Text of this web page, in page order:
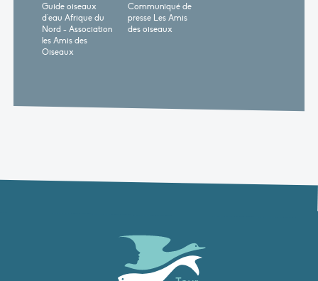
Guide oiseaux
d'eau Afrique du
Nord - Association
les Amis des
Oiseaux
Communiqué de
presse Les Amis
des oiseaux